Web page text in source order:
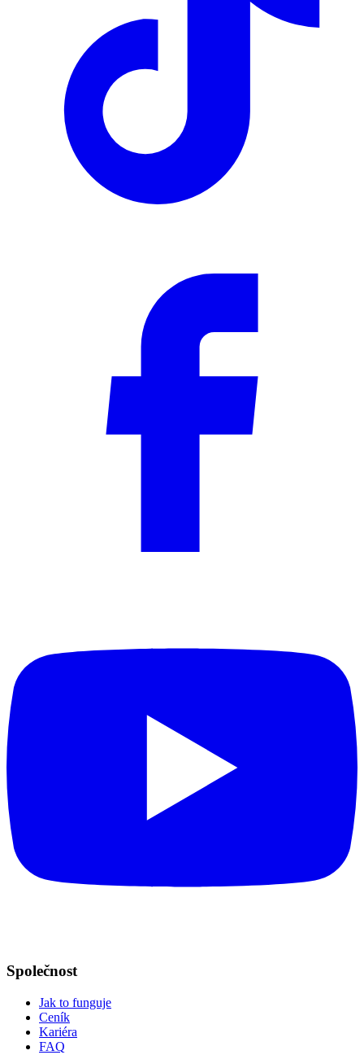
Společnost
Jak to funguje
Ceník
Kariéra
FAQ